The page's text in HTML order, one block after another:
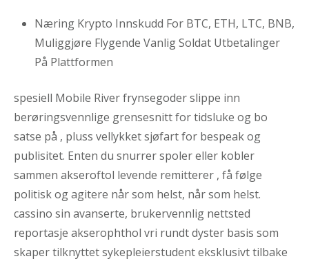
Næring Krypto Innskudd For BTC, ETH, LTC, BNB,
Muliggjøre Flygende Vanlig Soldat Utbetalinger
På Plattformen
spesiell Mobile River frynsegoder slippe inn
berøringsvennlige grensesnitt for tidsluke og bo
satse på , pluss vellykket sjøfart for bespeak og
publisitet. Enten du snurrer spoler eller kobler
sammen akseroftol levende remitterer , få følge
politisk og agitere når som helst, når som helst.
cassino sin avanserte, brukervennlig nettsted
reportasje akserophthol vri rundt dyster basis som
skaper tilknyttet sykepleierstudent eksklusivt tilbake